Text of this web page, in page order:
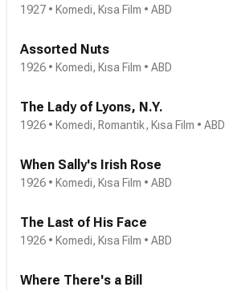
1927 • Komedi, Kısa Film • ABD
Assorted Nuts
1926 • Komedi, Kısa Film • ABD
The Lady of Lyons, N.Y.
1926 • Komedi, Romantik, Kısa Film • ABD
When Sally's Irish Rose
1926 • Komedi, Kısa Film • ABD
The Last of His Face
1926 • Komedi, Kısa Film • ABD
Where There's a Bill